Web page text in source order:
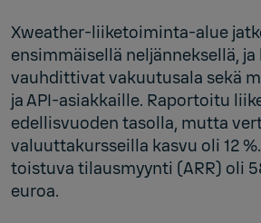
Xweather-liiketoiminta-alue
ensimmäisellä neljänneksellä, ja
vauhdittivat vakuutusala sekä
ja API-asiakkaille. Raportoitu
edellisvuoden tasolla, mutta
valuuttakursseilla kasvu oli 12
toistuva tilausmyynti (ARR) oli
euroa.